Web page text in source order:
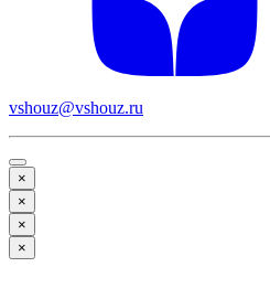
vshouz@vshouz.ru
×
×
×
×